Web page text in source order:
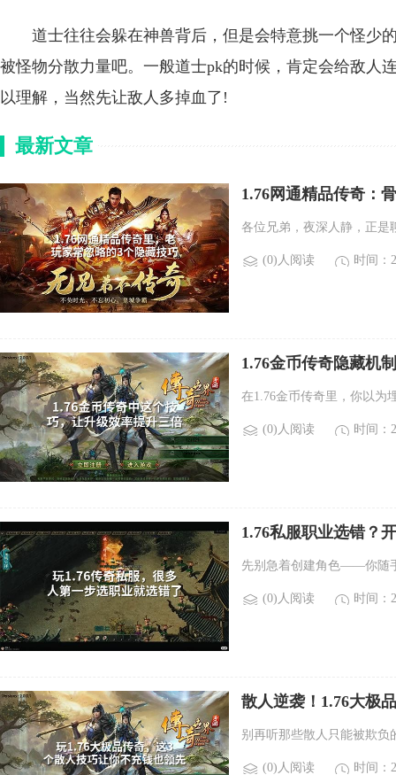
道士往往会躲在神兽背后，但是会特意挑一个怪少
被怪物分散力量吧。一般道士pk的时候，肯定会给敌人
以理解，当然先让敌人多掉血了!
最新文章
1.76网通精品传奇：
各位兄弟，夜深人静，正是
(0)人阅读 时间：
1.76金币传奇隐藏机
在1.76金币传奇里，你以为
(0)人阅读 时间：
1.76私服职业选错？
先别急着创建角色——你随
(0)人阅读 时间：
散人逆袭！1.76大极
别再听那些散人只能被欺负
(0)人阅读 时间：